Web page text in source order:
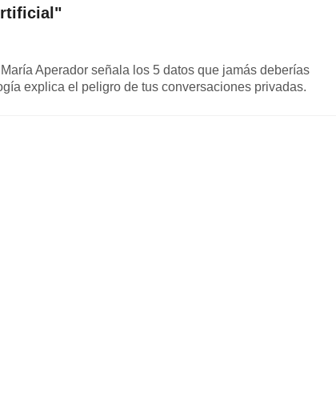
Aperador señala los 5 datos que jamás deberías
explica el peligro de tus conversaciones privadas.